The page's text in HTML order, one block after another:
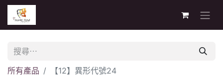
所有產品 【12】異形代號24